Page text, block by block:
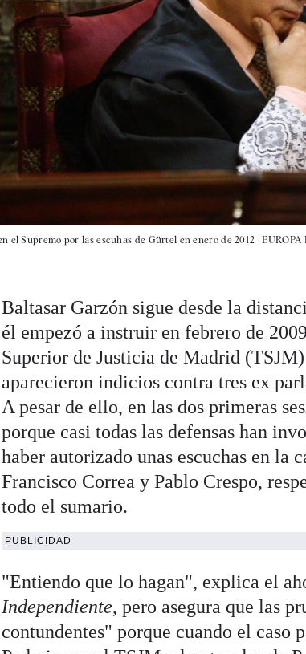
el Supremo por las escuhas de Gürtel en enero de 2012 |EUROPA
Baltasar Garzón sigue desde la
él empezó a instruir en febrero de
Superior de Justicia de Madrid
aparecieron indicios contra tres ex
A pesar de ello, en las dos primeras
porque casi todas las defensas han
haber autorizado unas escuchas en la
Francisco Correa y Pablo Crespo,
todo el sumario.
PUBLICIDAD
"Entiendo que lo hagan", explica el
Independiente, pero asegura que las
contundentes" porque cuando el caso